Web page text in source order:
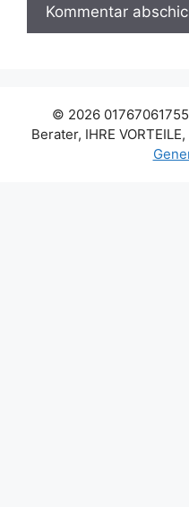
© 2026
Berater, IHRE